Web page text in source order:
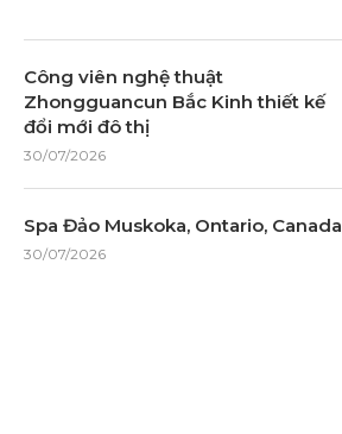
Công viên nghệ thuật
Zhongguancun Bắc Kinh thiết kế
đổi mới đô thị
30/07/2026
Spa Đảo Muskoka, Ontario, Canada
30/07/2026